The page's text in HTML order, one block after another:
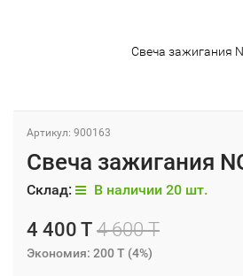
Свеча зажигания
Артикул: 900163
Свеча зажигания
Склад: В наличии 20 шт.
4 400 T 4 600 T
Экономия: 200 T (4%)